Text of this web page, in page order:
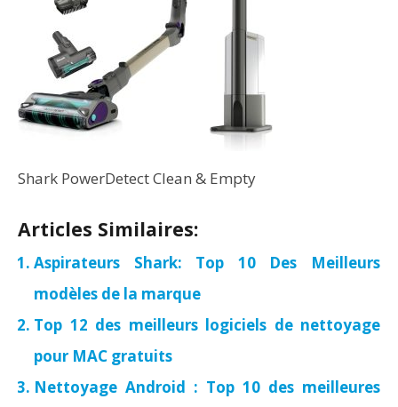
Shark PowerDetect Clean & Empty
Articles Similaires:
Aspirateurs Shark: Top 10 Des Meilleurs
modèles de la marque
Top 12 des meilleurs logiciels de nettoyage
pour MAC gratuits
Nettoyage Android : Top 10 des meilleures